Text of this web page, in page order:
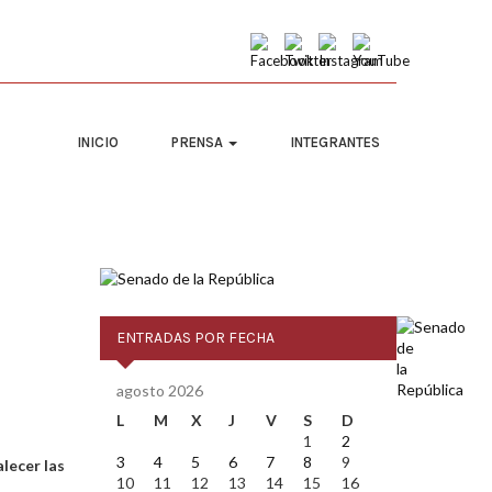
INICIO PRENSA INTEGRANTES
las
ENTRADAS POR FECHA
agosto 2026
L
M X J V S
D
1
2
3
4 5 6 7 8
9
10
11 12 13 14 15 16